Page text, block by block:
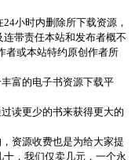
小时内删除所下载资源，
带责任本站和发布者概不
者或本站特约原创作者所
富的电子书资源下载平
读更少的书来获得更大的
资源收费也是为给大家提
，我们仅卖几元，一个永